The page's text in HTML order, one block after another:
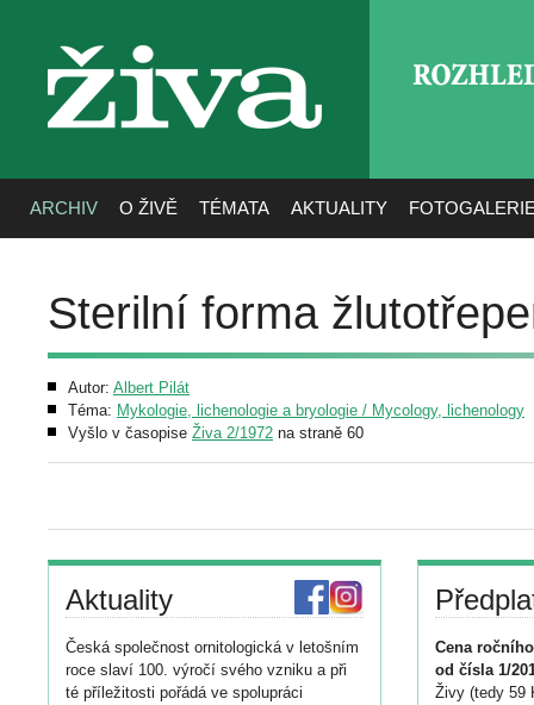
živa
ARCHIV O ŽIVĚ TÉMATA AKTUALITY
Sterilní forma
Autor: Albert Pilát
Téma: Mykologie, lichenologie a bryologie / Mycology, lichenology
Vyšlo v časopise Živa 2/1972 na straně 60
Aktuality
Česká společnost ornitologická v letošním
roce slaví 100. výročí svého vzniku a při
té příležitosti pořádá ve spolupráci
Cena
od čísla 1/
Živy (tedy 59